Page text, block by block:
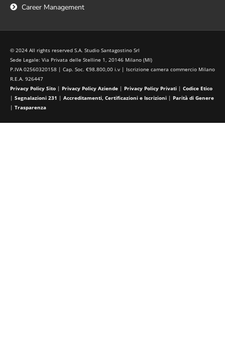
Career Management
© 2024 All rights reserved S.A. Studio Santagostino Srl
Sede Legale: Via Privata delle Stelline 1, 20146 Milano (MI)
P.IVA 02560320158 | Cap. Soc. €98.800,00 i.v | Iscrizione camera commercio Milano
R.E.A. 926447
Privacy Policy Sito | Privacy Policy Aziende | Privacy Policy Privati | Codice Etico
| Segnalazioni 231 | Accreditamenti, Certificazioni e Iscrizioni | Parità di Genere
| Trasparenza